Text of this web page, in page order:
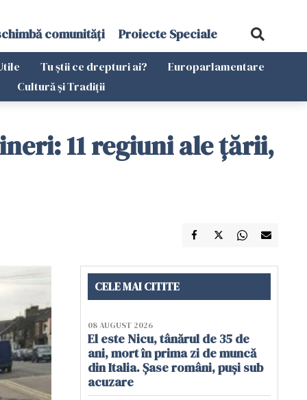
comunități Proiecte Speciale
Tu știi ce drepturi ai?
Europarlamentare
Cultură și Tradiții
11 regiuni ale ţării,
CELE MAI CITITE
08 AUGUST 2026
El este Nicu, tânărul de 35 de
ani, mort în prima zi de muncă
din Italia. Șase români, puși sub
acuzare